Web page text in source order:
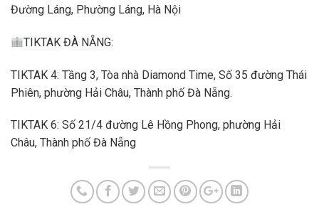
Đường Láng, Phường Láng, Hà Nội
TIKTAK ĐÀ NẴNG:
TIKTAK 4: Tầng 3, Tòa nhà Diamond Time, Số 35 đường Thái
Phiên, phường Hải Châu, Thành phố Đà Nẵng.
TIKTAK 6: Số 21/4 đường Lê Hồng Phong, phường Hải
Châu, Thành phố Đà Nẵng